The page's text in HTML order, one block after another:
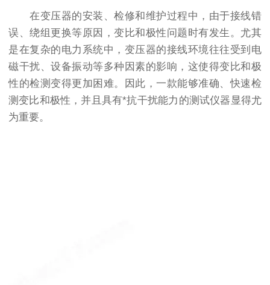
在变压器的安装、检修和维护过程中，由于接线错
误、绕组更换等原因，变比和极性问题时有发生。尤其
是在复杂的电力系统中，变压器的接线环境往往受到电
磁干扰、设备振动等多种因素的影响，这使得变比和极
性的检测变得更加困难。因此，一款能够准确、快速检
测变比和极性，并且具有*抗干扰能力的测试仪器显得尤
为重要。